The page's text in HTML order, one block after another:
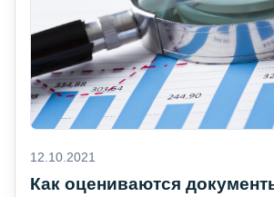
12.10.2021
Как оцениваются